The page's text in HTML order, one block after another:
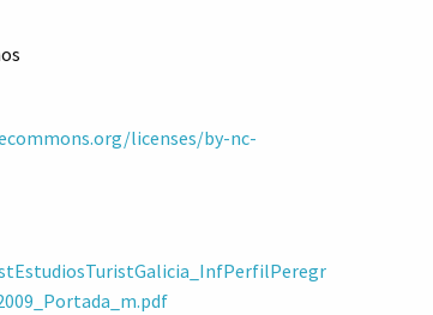
licenses/by-nc-